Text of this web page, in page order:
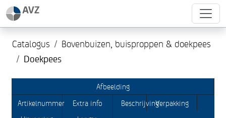
Catalogus Bovenbuizen, buisproppen & doekpees
Doekpees
Afbeelding
Artikelnummer
Extra info BeschrijvingVerpakking